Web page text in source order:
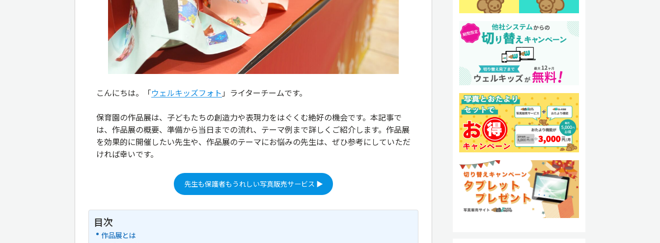
こんにちは。「ウェルキッズフォト」ライターチームです。
保育園の作品展は、子どもたちの創造力や表現力をはぐくむ絶好の機会です。本記事で
は、作品展の概要、準備から当日までの流れ、テーマ例まで詳しくご紹介します。作品展
を効果的に開催したい先生や、作品展のテーマにお悩みの先生は、ぜひ参考にしていただ
ければ幸いです。
先生も保護者もうれしい写真販売サービス ▶
目次
作品展とは